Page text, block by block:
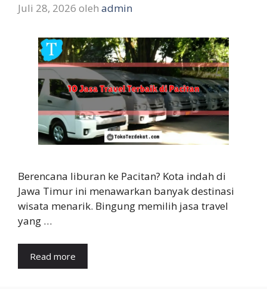
Juli 28, 2026 oleh admin
Berencana liburan ke Pacitan? Kota indah di
Jawa Timur ini menawarkan banyak destinasi
wisata menarik. Bingung memilih jasa travel
yang …
Read more